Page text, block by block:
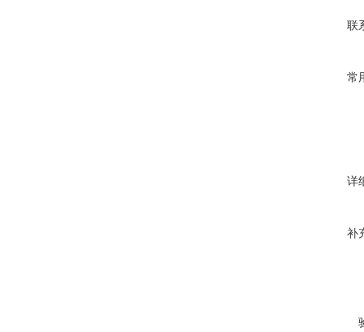
联
常
详
补